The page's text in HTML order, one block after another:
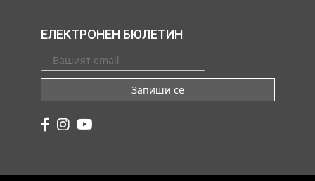
ЕЛЕКТРОНЕН БЮЛЕТИН
Запиши се